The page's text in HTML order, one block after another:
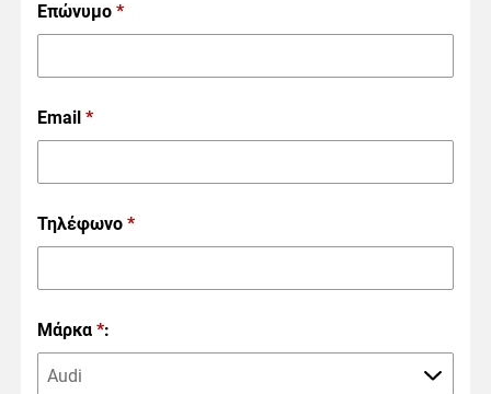
Επώνυμο *
Email *
Τηλέφωνο *
Μάρκα *:
Audi